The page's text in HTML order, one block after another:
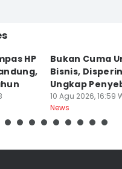
HP
Bukan Cuma
Bisnis,
Ungkap
Industri di
10 Agu 2026, 16:59
News